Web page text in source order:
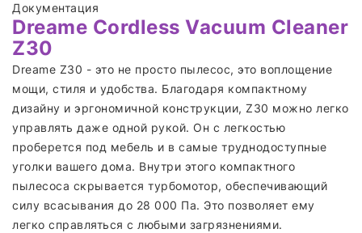
Документация
Dreame Cordless Vacuum Cleaner
Z30
Dreame Z30 - это не просто пылесос, это воплощение
мощи, стиля и удобства. Благодаря компактному
дизайну и эргономичной конструкции, Z30 можно легко
управлять даже одной рукой. Он с легкостью
проберется под мебель и в самые труднодоступные
уголки вашего дома. Внутри этого компактного
пылесоса скрывается турбомотор, обеспечивающий
силу всасывания до 28 000 Па. Это позволяет ему
легко справляться с любыми загрязнениями.